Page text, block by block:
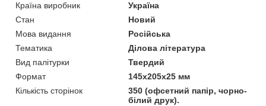
Країна виробник
Україна
Стан
Новий
Мова видання
Російська
Тематика
Ділова література
Вид палітурки
Твердий
Формат
145х205х25 мм
Кількість сторінок
350 (офсетний папір, чорно-
білий друк).